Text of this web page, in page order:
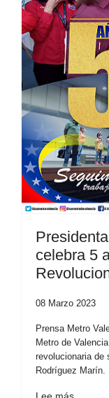
celebra 5
08 Marzo 2023
Prensa Metro
Metro de
revolucionaria de
Rodríguez Marín.
Lee más...